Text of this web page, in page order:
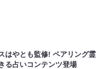
はやとも監修! ペアリング霊
る占いコンテンツ登場